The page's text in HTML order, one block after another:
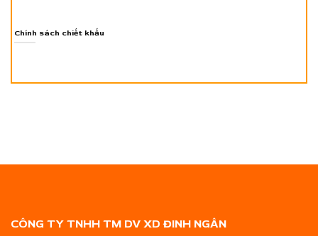
Chính sách chiết khấu
CÔNG TY TNHH TM DV XD ĐINH NGÂN